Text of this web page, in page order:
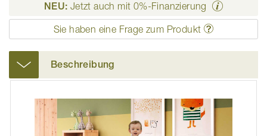
NEU: Jetzt auch mit 0%-Finanzierung
Sie haben eine Frage zum Produkt
Beschreibung